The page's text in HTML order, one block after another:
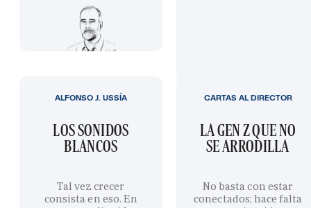
LOS SONIDOS
BLANCOS
Tal vez crecer
consista en eso. En
ALFONSO J. USSÍA
LA GEN Z QUE NO
SE ARRODILLA
No basta con estar
conectados; hace falta
CARTAS AL DIRECTOR